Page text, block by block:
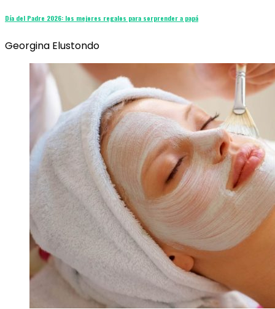
Día del Padre 2026: los mejores regalos para sorprender a papá
Georgina Elustondo